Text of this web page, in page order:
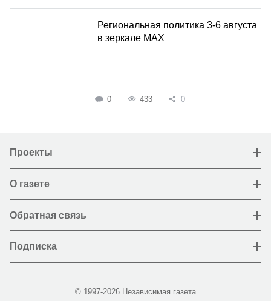
Региональная политика 3-6 августа
в зеркале MAX
0 433 0
Проекты
О газете
Обратная связь
Подписка
© 1997-2026 Независимая газета